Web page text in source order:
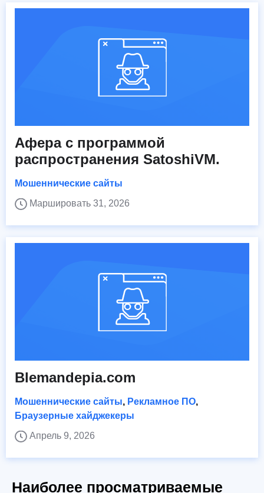
Афера с программой
распространения SatoshiVM.
Мошеннические сайты
Маршировать 31, 2026
Blemandepia.com
Мошеннические сайты, Рекламное ПО,
Браузерные хайджекеры
Апрель 9, 2026
Наиболее просматриваемые